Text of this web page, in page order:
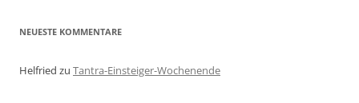
NEUESTE KOMMENTARE
Helfried zu Tantra-Einsteiger-Wochenende